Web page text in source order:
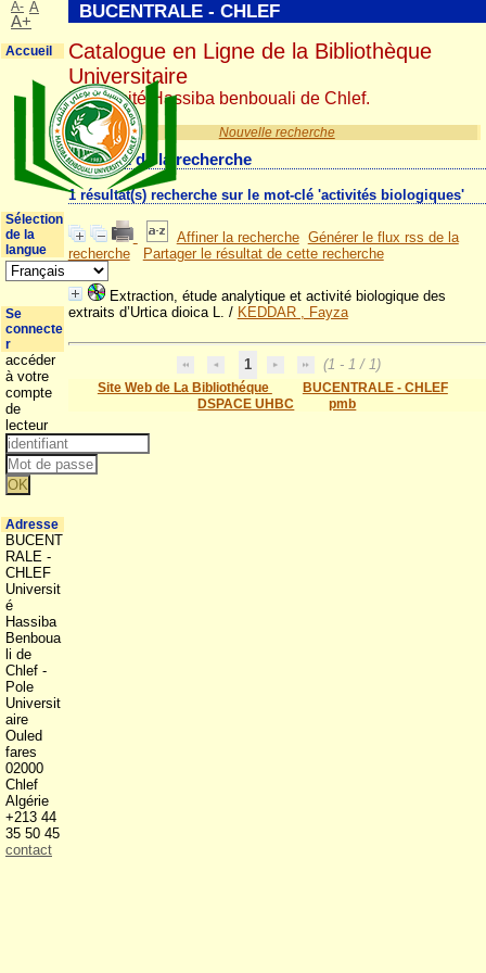
Nouvelle recherche
Résultat de la recherche
1 résultat(s) recherche sur le mot-clé 'activités biologiques'
Affiner la recherche Générer le flux rss de la
recherche
Partager le résultat de cette recherche
Extraction, étude analytique et activité biologique des
extraits d’Urtica dioica L. / KEDDAR , Fayza
1 (1 - 1 / 1)
Site Web de La Bibliothéque
BUCENTRALE - CHLEF
DSPACE UHBC
pmb
BUCENTRALE - CHLEF
Catalogue en Ligne de la Bibliothèque
Universitaire
Université Hassiba benbouali de Chlef.
A- A
A+
Accueil
Sélection
de la
langue
Se
connecte
r
accéder
à votre
compte
de
lecteur
Adresse
BUCENT
RALE -
CHLEF
Universit
é
Hassiba
Benboua
li de
Chlef -
Pole
Universit
aire
Ouled
fares
02000
Chlef
Algérie
+213 44
35 50 45
contact